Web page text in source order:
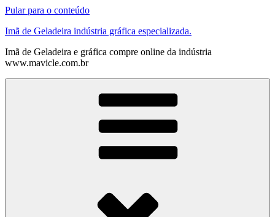
Pular para o conteúdo
Imã de Geladeira indústria gráfica especializada.
Imã de Geladeira e gráfica compre online da indústria
www.mavicle.com.br